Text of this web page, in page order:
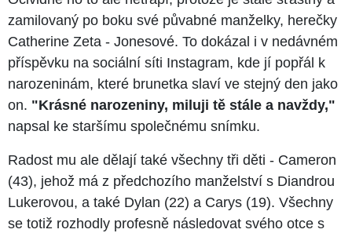
zamilovaný po boku své půvabné manželky, herečky
Catherine Zeta - Jonesové. To dokázal i v nedávném
příspěvku na sociální síti Instagram, kde jí popřál k
narozeninám, které brunetka slaví ve stejný den jako
on. "Krásné narozeniny, miluji tě stále a navždy,"
napsal ke staršímu společnému snímku.
Radost mu ale dělají také všechny tři děti - Cameron
(43), jehož má z předchozího manželství s Diandrou
Lukerovou, a také Dylan (22) a Carys (19). Všechny
se totiž rozhodly profesně následovat svého otce s